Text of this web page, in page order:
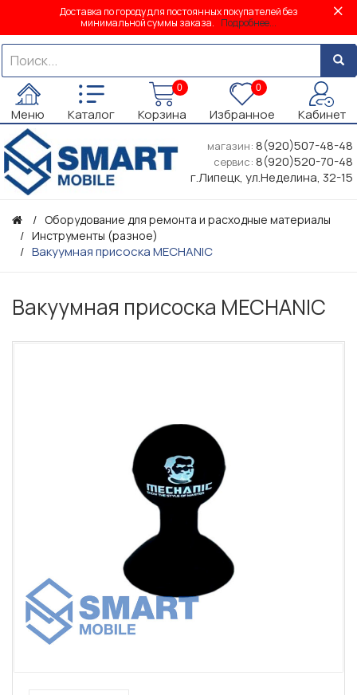
Доставка по городу для постоянных покупателей без
минимальной суммы заказа. Подробнее...
Меню Каталог
0
Корзина
0
Избранное Кабинет
магазин: 8(920)507-48-48
сервис: 8(920)520-70-48
г.Липецк, ул.Неделина, 32-15
Оборудование для ремонта и расходные материалы
Инструменты (разное)
Вакуумная присоска MECHANIC
Вакуумная присоска MECHANIC